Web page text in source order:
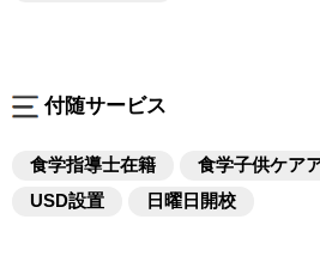
付随サービス
食学指導士在籍
食学子供ケア
USD設置
日曜日開校